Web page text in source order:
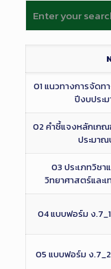
01 แนวทางการจัดท
ปีงบประ
02 คำชี้แจงหลักเก
ประมาณ
03 ประเภทวิชา
วิทยาศาสตร์และ
04 แบบฟอร์ม ง
05 แบบฟอร์ม ง